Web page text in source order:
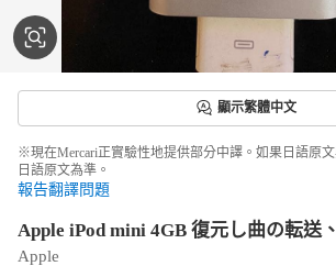
顯示繁體中文
※現在Mercari正實驗性地提供部分中譯。如果日語原
日語原文為準。
報告翻譯問題
Apple iPod mini 4GB 復元し曲の転送
Apple